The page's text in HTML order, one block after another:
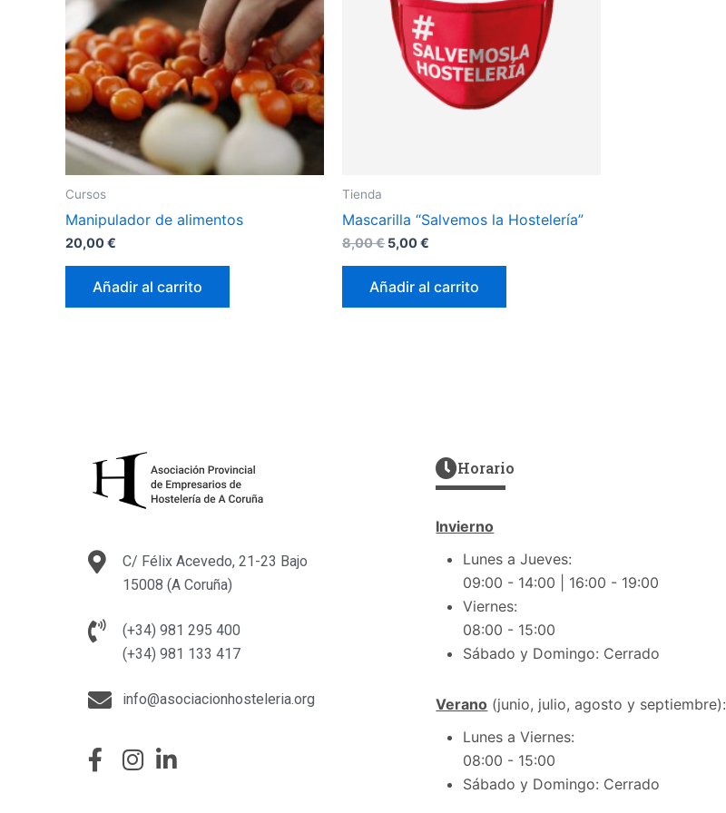
Cursos
Manipulador de alimentos
20,00€
Añadir al carrito
Tienda
Mascarilla “Salvemos la Hostelería”
8,00€ 5,00€
Añadir al carrito
C/ Félix Acevedo, 21-23 Bajo
15008 (A Coruña)
(+34) 981 295 400
(+34) 981 133 417
info@asociacionhosteleria.org
Horario
Invierno
Lunes a Jueves:
09:00 - 14:00 | 16:00 - 19:00
Viernes:
08:00 - 15:00
Sábado y Domingo: Cerrado
Verano (junio, julio, agosto y septiembre):
Lunes a Viernes:
08:00 - 15:00
Sábado y Domingo: Cerrado